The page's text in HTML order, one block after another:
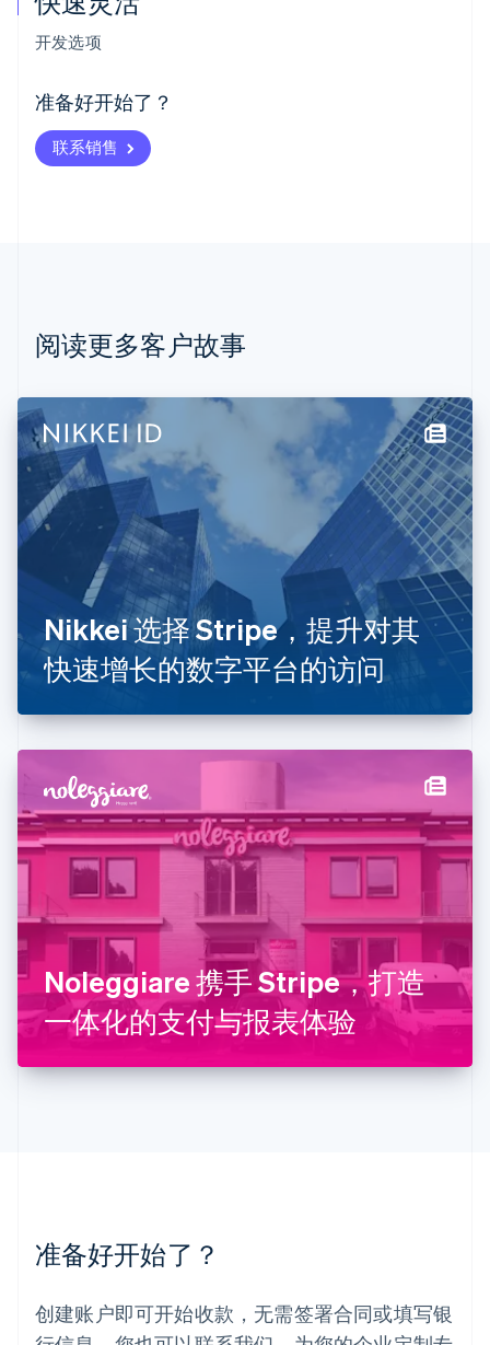
开发选项
准备好开始了？
联系销售
阅读更多客户故事
Nikkei 选择 Stripe，提升对其
快速增长的数字平台的访问
Noleggiare 携手 Stripe，打造
一体化的支付与报表体验
准备好开始了？
创建账户即可开始收款，无需签署合同或填写银
阿联酋
爱尔兰
爱沙尼亚
English
奥地利
Deutsch English
Nederlands Français Deutsch
波兰
丹麦
English
德国
Deutsch English
法国
Français English
English Svenska
荷兰
NederlandsEnglish
加拿大
Français
捷克
克罗地亚
English
立陶宛
English
列支敦士登
DeutschEnglish
卢森堡
English
罗马尼亚
马尔他
English
马来西亚
English 简体中文
美国
日本
日本語English
SvenskaEnglish
瑞士